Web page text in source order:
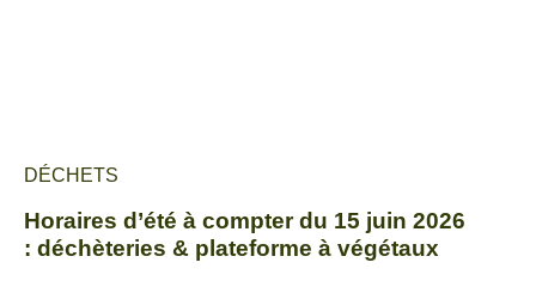
DÉCHETS
Horaires d’été à compter du 15 juin 2026
: déchèteries & plateforme à végétaux